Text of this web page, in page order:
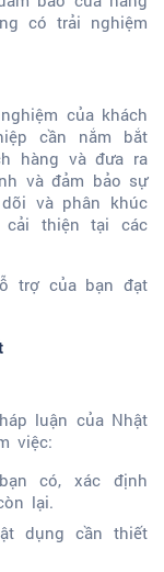
có trải nghiệm
của khách
cần nắm bắt
hàng và đưa ra
và đảm bảo sự
và phân khúc
thiện tại các
trợ của bạn đạt
luận của Nhật
việc:
có, xác định
lại.
dụng cần thiết